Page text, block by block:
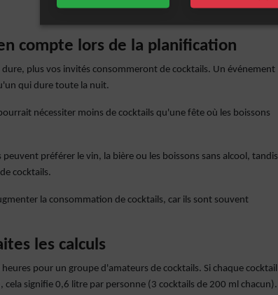
compte lors de la planification
dure, plus vos invités consommeront de cocktails. Un événement
qui dure toute la nuit.
nécessiter moins de cocktails qu'une fête où les boissons
peuvent préférer le vin, la bière ou les boissons sans alcool, tandis
cocktails.
la consommation de cocktails, car ils sont souvent
les calculs
pour un groupe d'amateurs de cocktails. Si chaque cocktail
signifie 0,6 litre par personne (3 cocktails de 200 ml chacun).